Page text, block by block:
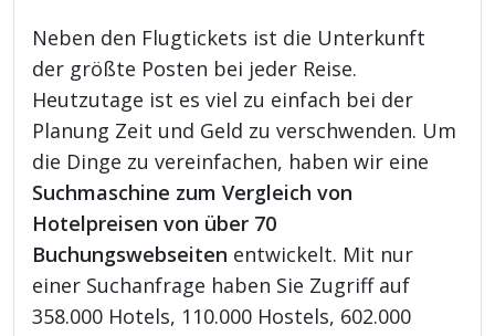
Neben den Flugtickets ist die Unterkunft
der größte Posten bei jeder Reise.
Heutzutage ist es viel zu einfach bei der
Planung Zeit und Geld zu verschwenden. Um
die Dinge zu vereinfachen, haben wir eine
Suchmaschine zum Vergleich von
Hotelpreisen von über 70
Buchungswebseiten entwickelt. Mit nur
einer Suchanfrage haben Sie Zugriff auf
358.000 Hotels, 110.000 Hostels, 602.000